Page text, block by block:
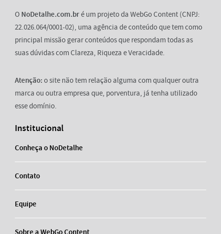
O NoDetalhe.com.bré um projeto da WebGo Content (CNPJ:
22.026.064/0001-02), uma agência de conteúdo que tem como
principal missão gerar conteúdos que respondam todas as
suas dúvidas com Clareza, Riqueza e Veracidade.
Atenção: o site não tem relação alguma com qualquer outra
marca ou outra empresa que, porventura, já tenha utilizado
esse domínio.
Institucional
Conheça o NoDetalhe
Contato
Equipe
Sobre a WebGo Content